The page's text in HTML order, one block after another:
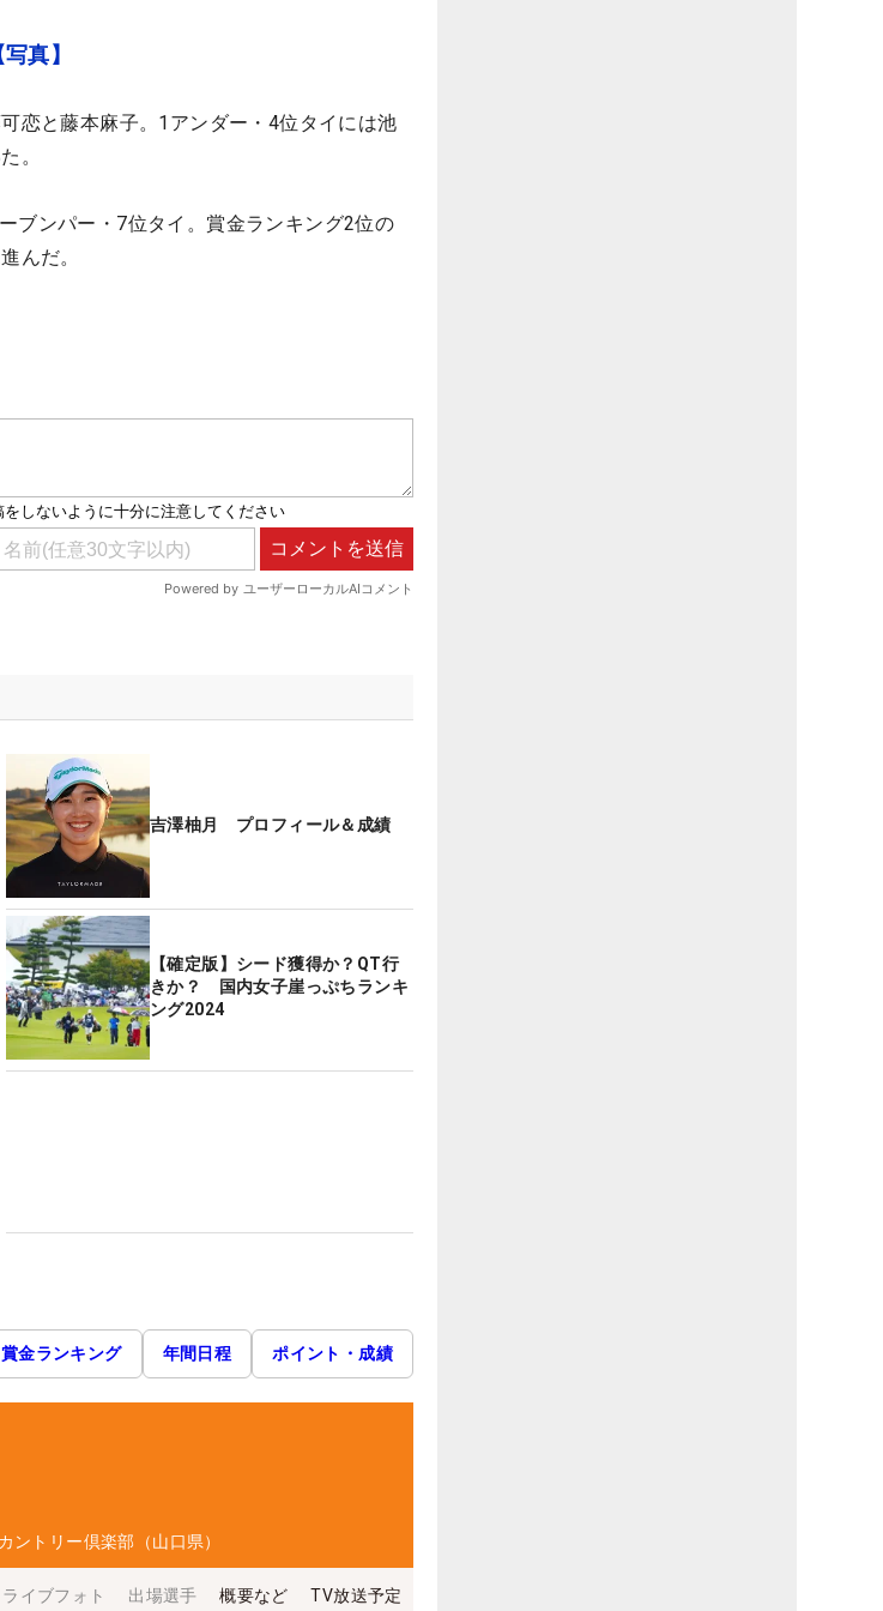
真】
恋と藤本麻子。1アンダー・4位タイには池
。
ブンパー・7位タイ。賞金ランキング2位の
んだ。
吉澤柚月 プロフィール＆成績
【確定版】シード獲得か？QT行
きか？ 国内女子崖っぷちランキ
ング2024
賞金ランキング 年間日程 ポイント・成績
ントリー倶楽部（山口県）
ライブフォト 出場選手 概要など TV放送予定